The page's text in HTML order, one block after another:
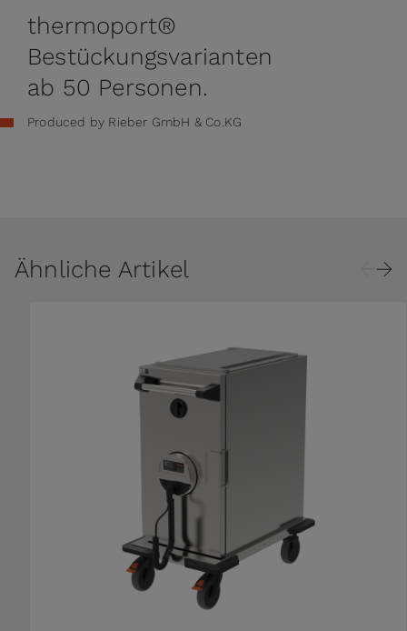
thermoport®
Bestückungsvarianten
ab 50 Personen.
Produced by Rieber GmbH & Co.KG
Ähnliche Artikel